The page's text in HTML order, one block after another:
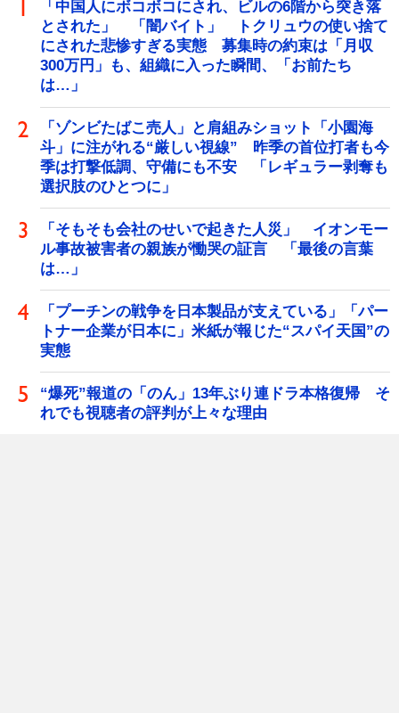
「中国人にボコボコにされ、ビルの6階から突き落
とされた」 「闇バイト」 トクリュウの使い捨て
にされた悲惨すぎる実態 募集時の約束は「月収
300万円」も、組織に入った瞬間、「お前たち
は…」
「ゾンビたばこ売人」と肩組みショット「小園海
斗」に注がれる“厳しい視線” 昨季の首位打者も今
季は打撃低調、守備にも不安 「レギュラー剥奪も
選択肢のひとつに」
「そもそも会社のせいで起きた人災」 イオンモー
ル事故被害者の親族が慟哭の証言 「最後の言葉
は…」
「プーチンの戦争を日本製品が支えている」「パー
トナー企業が日本に」米紙が報じた“スパイ天国”の
実態
“爆死”報道の「のん」13年ぶり連ドラ本格復帰 そ
れでも視聴者の評判が上々な理由